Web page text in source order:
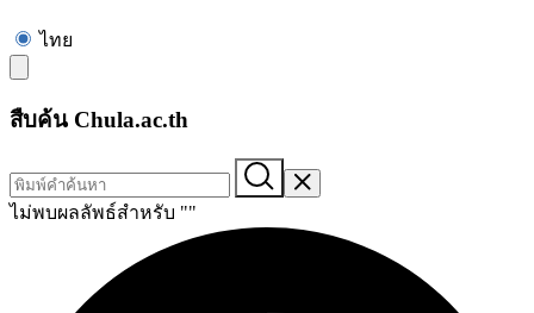
ไทย
สืบค้น Chula.ac.th
ไม่พบผลลัพธ์สำหรับ ""